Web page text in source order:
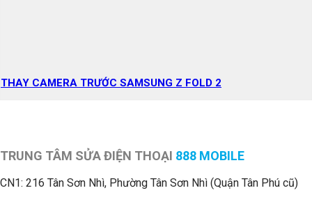
THAY CAMERA TRƯỚC SAMSUNG Z FOLD 2
TRUNG TÂM SỬA ĐIỆN THOẠI 888 MOBILE
CN1: 216 Tân Sơn Nhì, Phường Tân Sơn Nhì (Quận Tân Phú cũ)